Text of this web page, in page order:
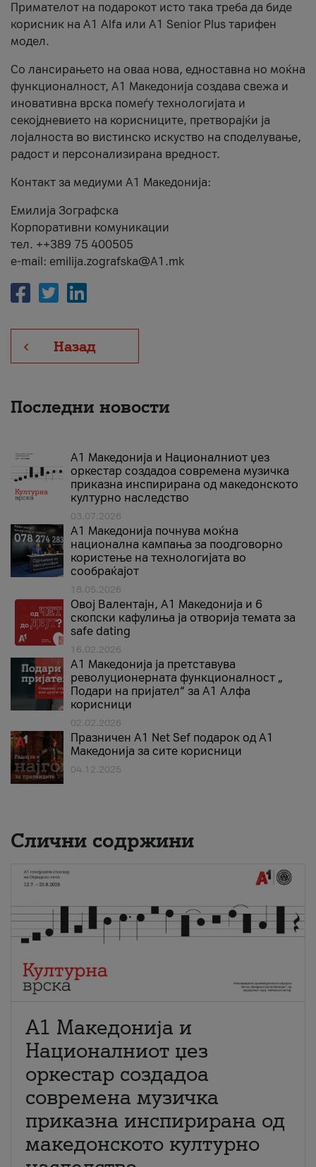
Примателот на подарокот исто така треба да биде
корисник на А1 Alfa или A1 Senior Plus тарифен
модел.
Со лансирањето на оваа нова, едноставна но моќна
функционалност, А1 Македонија создава свежа и
иновативна врска помеѓу технологијата и
секојдневието на корисниците, претворајќи ја
лојалноста во вистинско искуство на споделување,
радост и персонализирана вредност.
Контакт за медиуми А1 Македонија:
Емилија Зографска
Корпоративни комуникации
тел. ++389 75 400505
e-mail: emilija.zografska@A1.mk
Назад
Последни новости
А1 Македонија и Националниот џез
оркестар создадоа современа музичка
приказна инспирирана од македонското
културно наследство
03.07.2026
A1 Македонија почнува моќна
национална кампања за поодговорно
користење на технологијата во
сообраќајот
18.05.2026
Овој Валентајн, A1 Македонија и 6
скопски кафулиња ја отворија темата за
safe dating
16.02.2026
А1 Македонија ја претставува
револуционерната функционалност „
Подари на пријател“ за А1 Алфа
корисници
02.02.2026
Празничен A1 Net Sеf подарок од А1
Македонија за сите корисници
04.12.2025
Слични содржини
А1 Македонија и
Националниот џез
оркестар создадоа
современа музичка
приказна инспирирана од
македонското културно